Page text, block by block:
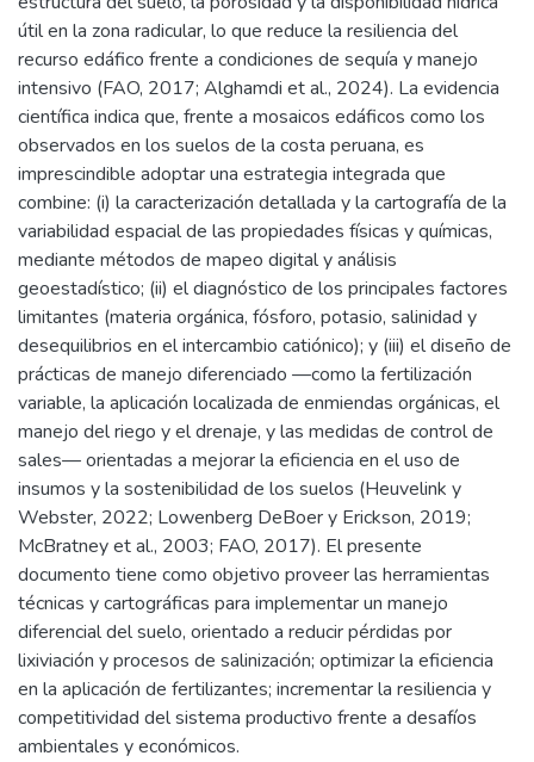
útil en la zona radicular, lo que reduce la resiliencia del
recurso edáfico frente a condiciones de sequía y manejo
intensivo (FAO, 2017; Alghamdi et al., 2024). La evidencia
científica indica que, frente a mosaicos edáficos como los
observados en los suelos de la costa peruana, es
imprescindible adoptar una estrategia integrada que
combine: (i) la caracterización detallada y la cartografía de la
variabilidad espacial de las propiedades físicas y químicas,
mediante métodos de mapeo digital y análisis
geoestadístico; (ii) el diagnóstico de los principales factores
limitantes (materia orgánica, fósforo, potasio, salinidad y
desequilibrios en el intercambio catiónico); y (iii) el diseño de
prácticas de manejo diferenciado —como la fertilización
variable, la aplicación localizada de enmiendas orgánicas, el
manejo del riego y el drenaje, y las medidas de control de
sales— orientadas a mejorar la eficiencia en el uso de
insumos y la sostenibilidad de los suelos (Heuvelink y
Webster, 2022; Lowenberg DeBoer y Erickson, 2019;
McBratney et al., 2003; FAO, 2017). El presente
documento tiene como objetivo proveer las herramientas
técnicas y cartográficas para implementar un manejo
diferencial del suelo, orientado a reducir pérdidas por
lixiviación y procesos de salinización; optimizar la eficiencia
en la aplicación de fertilizantes; incrementar la resiliencia y
competitividad del sistema productivo frente a desafíos
ambientales y económicos.